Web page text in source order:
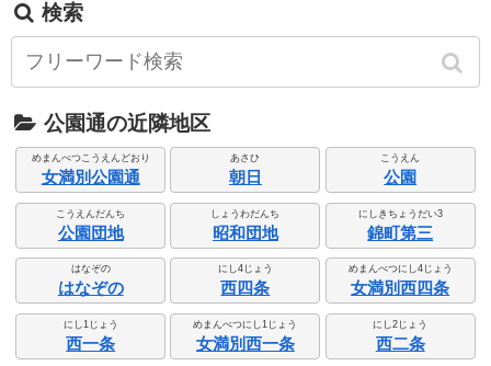
検索
公園通の近隣地区
めまんべつこうえんどおり
女満別公園通
あさひ
朝日
こうえん
公園
こうえんだんち
公園団地
しょうわだんち
昭和団地
にしきちょうだい3
錦町第三
はなぞの
はなぞの
にし4じょう
西四条
めまんべつにし4じょう
女満別西四条
にし1じょう
西一条
めまんべつにし1じょう
女満別西一条
にし2じょう
西二条